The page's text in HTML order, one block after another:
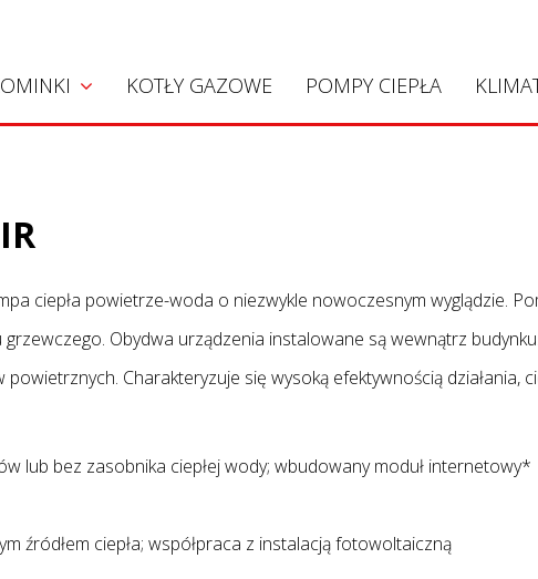
KOTŁY GAZOWE POMPY CIEPŁA
ciepła powietrze-woda o niezwykle nowoczesnym wyglądzie.
grzewczego. Obydwa urządzenia instalowane są wewnątrz
Charakteryzuje się wysoką efektywnością działania,
lub bez zasobnika ciepłej wody; wbudowany moduł internetowy*
źródłem ciepła; współpraca z instalacją fotowoltaiczną
Kominki akumulacyjne
Wkłady Hoxter
Projekty